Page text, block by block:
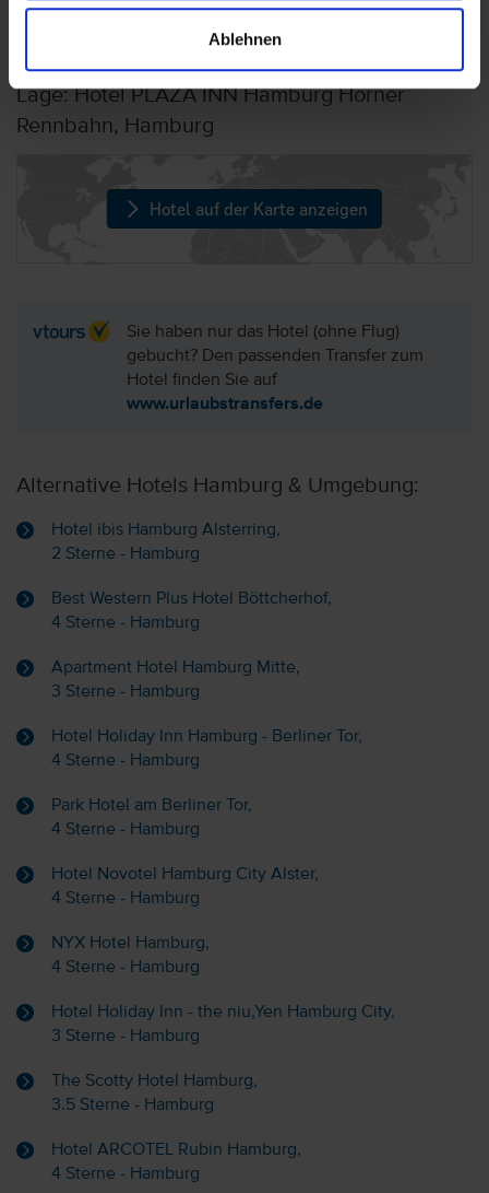
Ablehnen
Lage: Hotel PLAZA INN Hamburg Horner
Rennbahn, Hamburg
Hotel auf der Karte anzeigen
Sie haben nur das Hotel (ohne Flug)
gebucht? Den passenden Transfer zum
Hotel finden Sie auf
www.urlaubstransfers.de
Alternative Hotels Hamburg & Umgebung:
Hotel ibis Hamburg Alsterring,
2 Sterne - Hamburg
Best Western Plus Hotel Böttcherhof,
4 Sterne - Hamburg
Apartment Hotel Hamburg Mitte,
3 Sterne - Hamburg
Hotel Holiday Inn Hamburg - Berliner Tor,
4 Sterne - Hamburg
Park Hotel am Berliner Tor,
4 Sterne - Hamburg
Hotel Novotel Hamburg City Alster,
4 Sterne - Hamburg
NYX Hotel Hamburg,
4 Sterne - Hamburg
Hotel Holiday Inn - the niu,Yen Hamburg City,
3 Sterne - Hamburg
The Scotty Hotel Hamburg,
3.5 Sterne - Hamburg
Hotel ARCOTEL Rubin Hamburg,
4 Sterne - Hamburg